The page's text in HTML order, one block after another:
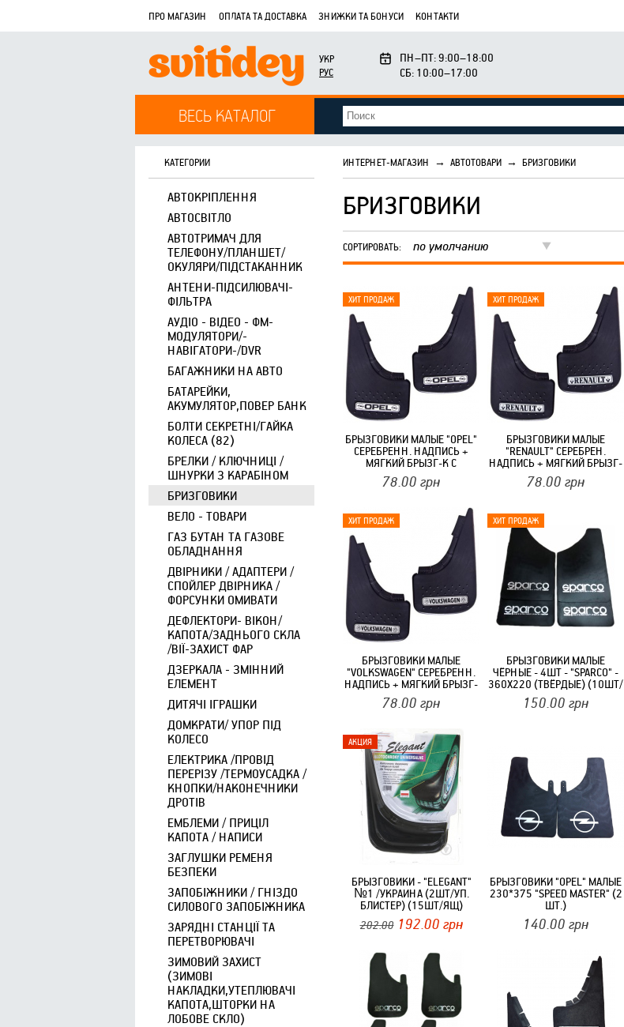
ПРО МАГАЗИН ОПЛАТА ТА ДОСТАВКА ЗНИЖКИ ТА БОНУСИ КОНТАКТИ
УКР
РУС
ПН–ПТ: 9:00–18:00
СБ: 10:00–17:00
ВЕСЬ КАТАЛОГ
КАТЕГОРИИ
АВТОКРІПЛЕННЯ
АВТОСВІТЛО
АВТОТРИМАЧ ДЛЯ
ТЕЛЕФОНУ/ПЛАНШЕТ/
ОКУЛЯРИ/ПІДСТАКАННИК
АНТЕНИ-ПІДСИЛЮВАЧІ-
ФІЛЬТРА
АУДІО - ВІДЕО - ФМ-
МОДУЛЯТОРИ/-
НАВІГАТОРИ-/DVR
БАГАЖНИКИ НА АВТО
БАТАРЕЙКИ,
АКУМУЛЯТОР,ПОВЕР БАНК
БОЛТИ СЕКРЕТНІ/ГАЙКА
КОЛЕСА (82)
БРЕЛКИ / КЛЮЧНИЦІ /
ШНУРКИ З КАРАБІНОМ
БРИЗГОВИКИ
ВЕЛО - ТОВАРИ
ГАЗ БУТАН ТА ГАЗОВЕ
ОБЛАДНАННЯ
ДВІРНИКИ / АДАПТЕРИ /
СПОЙЛЕР ДВІРНИКА /
ФОРСУНКИ ОМИВАТИ
ДЕФЛЕКТОРИ- ВІКОН/
КАПОТА/ЗАДНЬОГО СКЛА
/ВІЇ-ЗАХИСТ ФАР
ДЗЕРКАЛА - ЗМІННИЙ
ЕЛЕМЕНТ
ДИТЯЧІ ІГРАШКИ
ДОМКРАТИ/ УПОР ПІД
КОЛЕСО
ЕЛЕКТРИКА /ПРОВІД
ПЕРЕРІЗУ /ТЕРМОУСАДКА /
КНОПКИ/НАКОНЕЧНИКИ
ДРОТІВ
ЕМБЛЕМИ / ПРИЦІЛ
КАПОТА / НАПИСИ
ЗАГЛУШКИ РЕМЕНЯ
БЕЗПЕКИ
ЗАПОБІЖНИКИ / ГНІЗДО
СИЛОВОГО ЗАПОБІЖНИКА
ЗАРЯДНІ СТАНЦІЇ ТА
ПЕРЕТВОРЮВАЧІ
ЗИМОВИЙ ЗАХИСТ
(ЗИМОВІ
НАКЛАДКИ,УТЕПЛЮВАЧІ
КАПОТА,ШТОРКИ НА
ЛОБОВЕ СКЛО)
ИНТЕРНЕТ-МАГАЗИН → АВТОТОВАРИ → БРИЗГОВИКИ
БРИЗГОВИКИ
СОРТИРОВАТЬ: по умолчанию
БРЫЗГОВИКИ МАЛЫЕ "OPEL"
СЕРЕБРЕНН. НАДПИСЬ +
МЯГКИЙ БРЫЗГ-К С
ВЫДАВЛИВАЕМЫМИ
ШИПАМИ "ЭЛЕГАНТ"(2ШТ)
78.00 грн
БРЫЗГОВИКИ МАЛЫЕ
"RENAULT" СЕРЕБРЕН.
НАДПИСЬ + МЯГКИЙ БРЫЗГ-
К С ВЫДАВЛИВАЕМЫМИ
ШИПАМИ "ЭЛЕГАНТ"(2ШТ)
78.00 грн
БРЫЗГОВИКИ МАЛЫЕ
"VOLKSWAGEN" СЕРЕБРЕНН.
НАДПИСЬ + МЯГКИЙ БРЫЗГ-
К С ВЫДАВЛЕН. ШИПАМИ
"ЭЛЕГАНТ" (2ШТ)
78.00 грн
БРЫЗГОВИКИ МАЛЫЕ
ЧЁРНЫЕ - 4ШТ - "SPARCO" -
360Х220 (ТВЁРДЫЕ) (10ШТ/
ЯЩ)
150.00 грн
БРЫЗГОВИКИ - "ELEGANT"
№1 /УКРАИНА (2ШТ/УП.
БЛИСТЕР) (15ШТ/ЯЩ)
202.00192.00 грн
БРЫЗГОВИКИ "OPEL" МАЛЫЕ
230*375 "SPEED MASTER" (2
ШТ.)
140.00 грн